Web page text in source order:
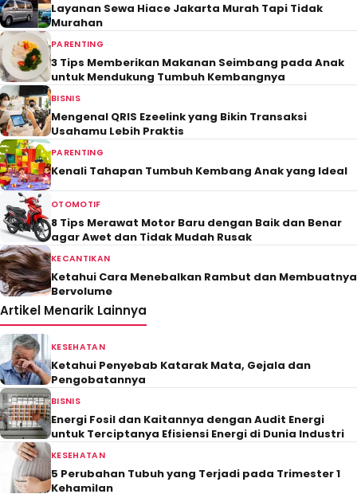
Layanan Sewa Hiace Jakarta Murah Tapi Tidak
Murahan
PARENTING
3 Tips Memberikan Makanan Seimbang pada Anak
untuk Mendukung Tumbuh Kembangnya
BISNIS
Mengenal QRIS Ezeelink yang Bikin Transaksi
Usahamu Lebih Praktis
PARENTING
Kenali Tahapan Tumbuh Kembang Anak yang Ideal
OTOMOTIF
8 Tips Merawat Motor Baru dengan Baik dan Benar
agar Awet dan Tidak Mudah Rusak
KECANTIKAN
Ketahui Cara Menebalkan Rambut dan Membuatnya
Bervolume
Artikel Menarik Lainnya
KESEHATAN
Ketahui Penyebab Katarak Mata, Gejala dan
Pengobatannya
BISNIS
Energi Fosil dan Kaitannya dengan Audit Energi
untuk Terciptanya Efisiensi Energi di Dunia Industri
KESEHATAN
5 Perubahan Tubuh yang Terjadi pada Trimester 1
Kehamilan